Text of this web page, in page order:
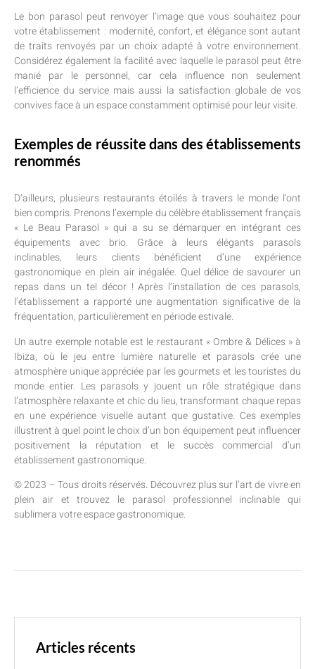
Le bon parasol peut renvoyer l’image que vous souhaitez pour
votre établissement : modernité, confort, et élégance sont autant
de traits renvoyés par un choix adapté à votre environnement.
Considérez également la facilité avec laquelle le parasol peut être
manié par le personnel, car cela influence non seulement
l’efficience du service mais aussi la satisfaction globale de vos
convives face à un espace constamment optimisé pour leur visite.
Exemples de réussite dans des établissements
renommés
D’ailleurs, plusieurs restaurants étoilés à travers le monde l’ont
bien compris. Prenons l’exemple du célèbre établissement français
« Le Beau Parasol » qui a su se démarquer en intégrant ces
équipements avec brio. Grâce à leurs élégants parasols
inclinables, leurs clients bénéficient d’une expérience
gastronomique en plein air inégalée. Quel délice de savourer un
repas dans un tel décor ! Après l’installation de ces parasols,
l’établissement a rapporté une augmentation significative de la
fréquentation, particulièrement en période estivale.
Un autre exemple notable est le restaurant « Ombre & Délices » à
Ibiza, où le jeu entre lumière naturelle et parasols crée une
atmosphère unique appréciée par les gourmets et les touristes du
monde entier. Les parasols y jouent un rôle stratégique dans
l’atmosphère relaxante et chic du lieu, transformant chaque repas
en une expérience visuelle autant que gustative. Ces exemples
illustrent à quel point le choix d’un bon équipement peut influencer
positivement la réputation et le succès commercial d’un
établissement gastronomique.
© 2023 – Tous droits réservés. Découvrez plus sur l’art de vivre en
plein air et trouvez le parasol professionnel inclinable qui
sublimera votre espace gastronomique.
Articles récents